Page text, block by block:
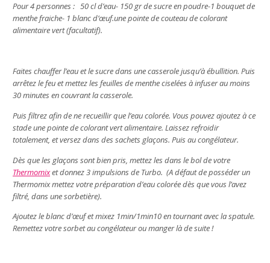
Pour 4 personnes : 50 cl d’eau- 150 gr de sucre en poudre-1 bouquet de
menthe fraiche- 1 blanc d’œuf.une pointe de couteau de colorant
alimentaire vert (facultatif).
Faites chauffer l’eau et le sucre dans une casserole jusqu’à ébullition. Puis
arrêtez le feu et mettez les feuilles de menthe ciselées à infuser au moins
30 minutes en couvrant la casserole.
Puis filtrez afin de ne recueillir que l’eau colorée. Vous pouvez ajoutez à ce
stade une pointe de colorant vert alimentaire. Laissez refroidir
totalement, et versez dans des sachets glaçons. Puis au congélateur.
Dès que les glaçons sont bien pris, mettez les dans le bol de votre
Thermomixet donnez 3 impulsions de Turbo. (A défaut de posséder un
Thermomix mettez votre préparation d’eau colorée dès que vous l’avez
filtré, dans une sorbetière).
Ajoutez le blanc d’œuf et mixez 1min/1min10 en tournant avec la spatule.
Remettez votre sorbet au congélateur ou manger là de suite !